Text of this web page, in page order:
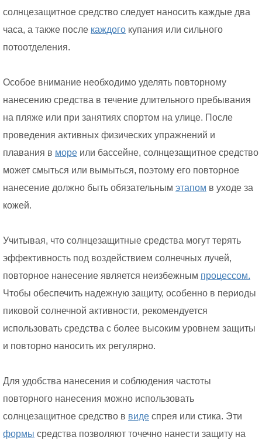
солнцезащитное средство следует наносить каждые два
часа, а также после каждого купания или сильного
потоотделения.
Особое внимание необходимо уделять повторному
нанесению средства в течение длительного пребывания
на пляже или при занятиях спортом на улице. После
проведения активных физических упражнений и
плавания в море или бассейне, солнцезащитное средство
может смыться или вымыться, поэтому его повторное
нанесение должно быть обязательным этапом в уходе за
кожей.
Учитывая, что солнцезащитные средства могут терять
эффективность под воздействием солнечных лучей,
повторное нанесение является неизбежным процессом.
Чтобы обеспечить надежную защиту, особенно в периоды
пиковой солнечной активности, рекомендуется
использовать средства с более высоким уровнем защиты
и повторно наносить их регулярно.
Для удобства нанесения и соблюдения частоты
повторного нанесения можно использовать
солнцезащитное средство в виде спрея или стика. Эти
формы средства позволяют точечно нанести защиту на